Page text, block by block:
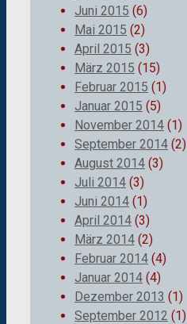
Juni 2015 (6)
Mai 2015 (2)
April 2015 (3)
März 2015 (15)
Februar 2015 (1)
Januar 2015 (5)
November 2014 (1)
September 2014 (2)
August 2014 (3)
Juli 2014 (3)
Juni 2014 (1)
April 2014 (3)
März 2014 (2)
Februar 2014 (4)
Januar 2014 (4)
Dezember 2013 (1)
September 2012 (1)